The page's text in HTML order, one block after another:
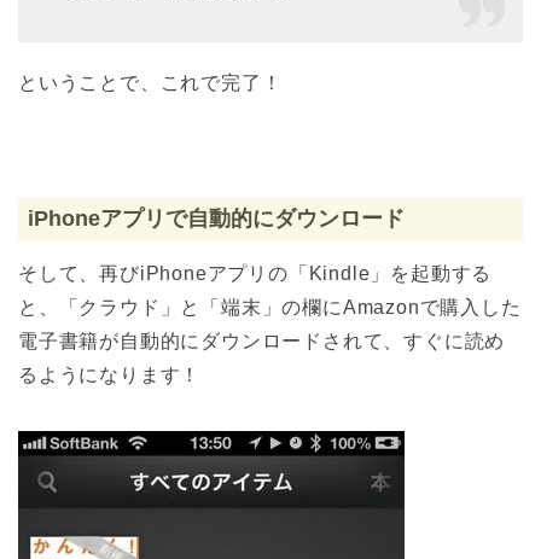
ということで、これで完了！
iPhoneアプリで自動的にダウンロード
そして、再びiPhoneアプリの「Kindle」を起動する
と、「クラウド」と「端末」の欄にAmazonで購入した
電子書籍が自動的にダウンロードされて、すぐに読め
るようになります！